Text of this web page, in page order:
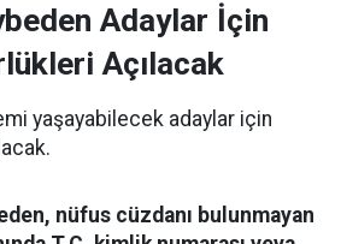
Adaylar İçin
Açılacak
yaşayabilecek adaylar için
nüfus cüzdanı bulunmayan